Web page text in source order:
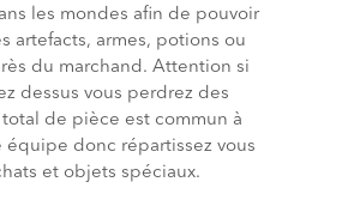
les mondes afin de pouvoir
artefacts, armes, potions ou
du marchand. Attention si
dessus vous perdrez des
de pièce est commun à
équipe donc répartissez vous
et objets spéciaux.